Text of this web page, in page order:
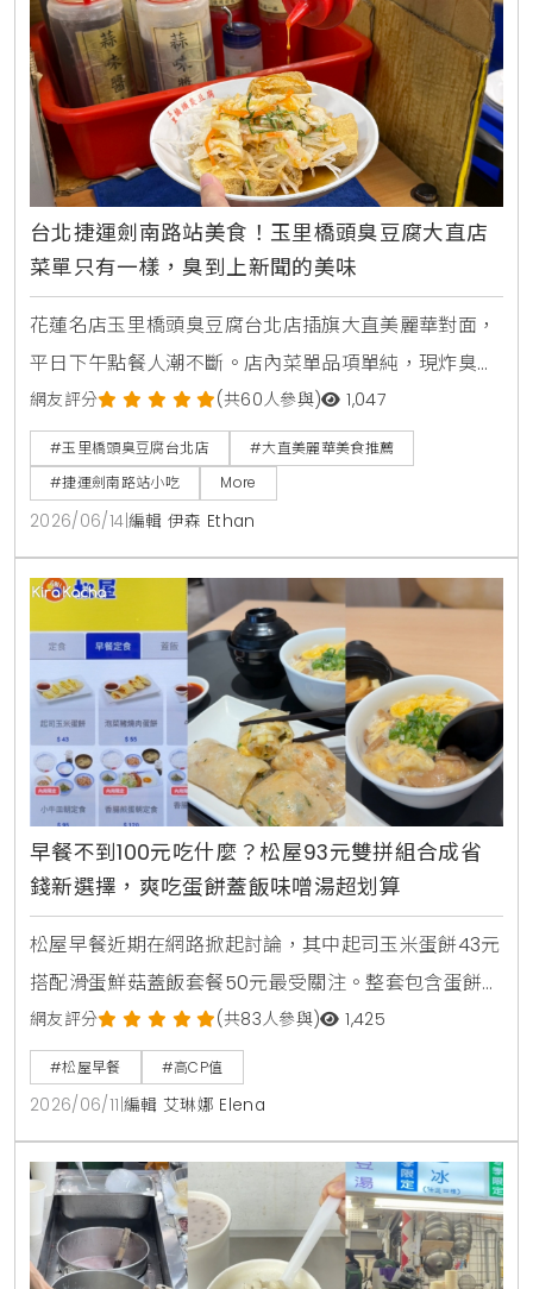
台北捷運劍南路站美食！玉里橋頭臭豆腐大直店
菜單只有一樣，臭到上新聞的美味
花蓮名店玉里橋頭臭豆腐台北店插旗大直美麗華對面，
平日下午點餐人潮不斷。店內菜單品項單純，現炸臭豆
腐外酥內軟，搭配獨門九層塔泡菜與蒜蓉辣醬，是台北
捷運劍南路站必吃美食。
網友評分 (共60人參與) 1,047
#玉里橋頭臭豆腐台北店
#大直美麗華美食推薦
#捷運劍南路站小吃
More
2026/06/14 編輯 伊森 Ethan
早餐不到100元吃什麼？松屋93元雙拼組合成省
錢新選擇，爽吃蛋餅蓋飯味噌湯超划算
松屋早餐近期在網路掀起討論，其中起司玉米蛋餅43元
搭配滑蛋鮮菇蓋飯套餐50元最受關注。整套包含蛋餅、
蓋飯與味噌湯，總價93元，不到100元就能吃到雙主
餐，也讓不少網友認為是近期高CP值早餐代表之一。
網友評分 (共83人參與) 1,425
#松屋早餐 #高CP值
2026/06/11 編輯 艾琳娜 Elena